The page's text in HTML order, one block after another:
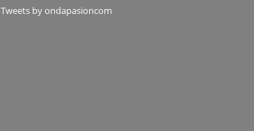
Tweets by ondapasioncom